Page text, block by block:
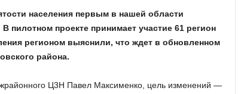
населения первым в нашей области
пилотном проекте принимает участие 61 регион
регионом выяснили, что ждет в обновленном
района.
Ц3Н Павел Максименко, цель изменений —